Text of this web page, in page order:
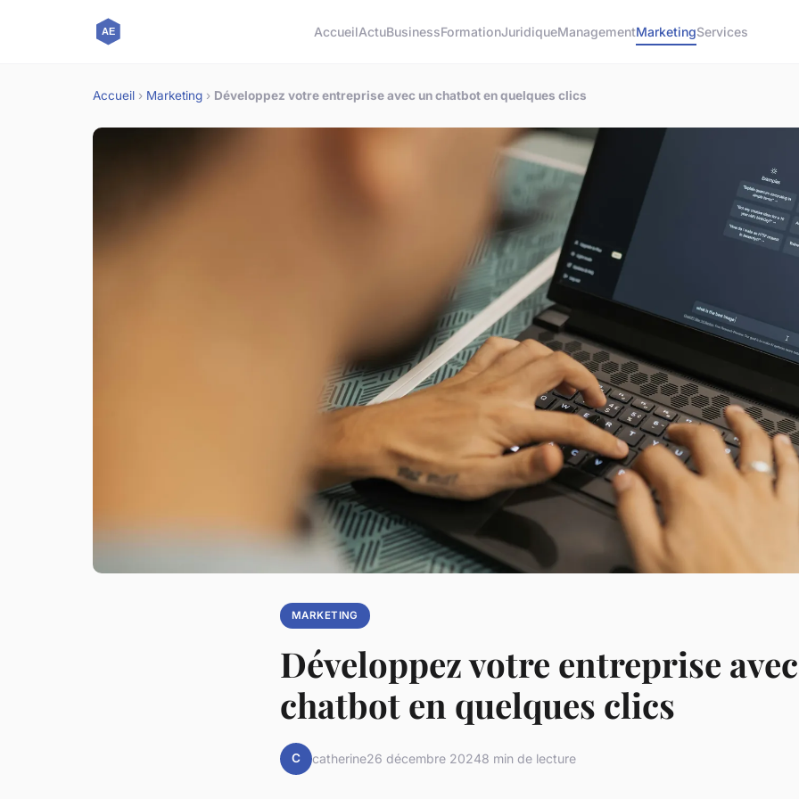
AccueilActuBusinessFormationJuridiqueManagementMarketingServices
Accueil › Marketing › Développez votre entreprise avec un chatbot en quelques clics
MARKETING
Développez votre entreprise
chatbot en quelques clics
C catherine26 décembre 20248 min de lecture